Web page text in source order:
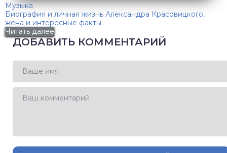
Музыка
Биография и личная жизнь Александра Красовицкого,
жена и интересные факты
Читать далее
ДОБАВИТЬ КОММЕНТАРИЙ